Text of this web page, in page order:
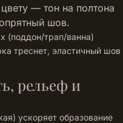
— тон на полтона
шов.
(поддон/трап/ванна)
треснет, эластичный шов
рельеф и
ускоряет образование